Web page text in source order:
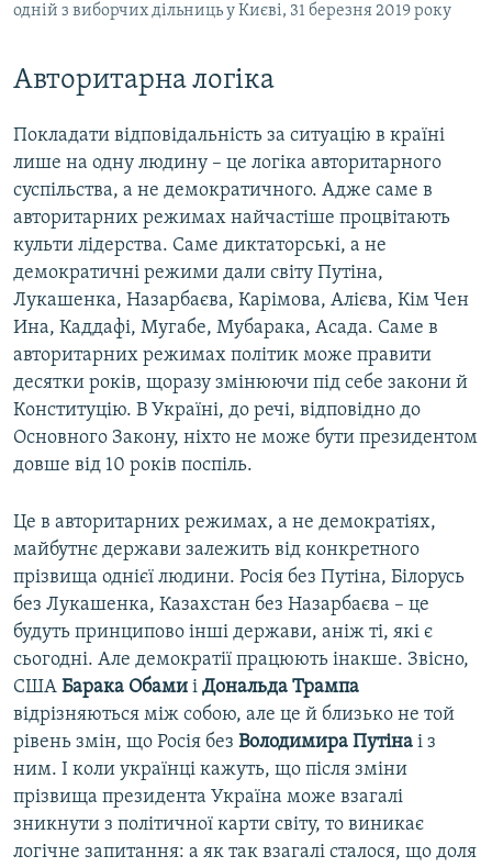
одній з виборчих дільниць у Києві, 31 березня 2019 року
​Авторитарна логіка
Покладати відповідальність за ситуацію в країні
лише на одну людину – це логіка авторитарного
суспільства, а не демократичного. Адже саме в
авторитарних режимах найчастіше процвітають
культи лідерства. Саме диктаторські, а не
демократичні режими дали світу Путіна,
Лукашенка, Назарбаєва, Карімова, Алієва, Кім Чен
Ина, Каддафі, Мугабе, Мубарака, Асада. Саме в
авторитарних режимах політик може правити
десятки років, щоразу змінюючи під себе закони й
Конституцію. В Україні, до речі, відповідно до
Основного Закону, ніхто не може бути президентом
довше від 10 років поспіль.
Це в авторитарних режимах, а не демократіях,
майбутнє держави залежить від конкретного
прізвища однієї людини. Росія без Путіна, Білорусь
без Лукашенка, Казахстан без Назарбаєва – це
будуть принципово інші держави, аніж ті, які є
сьогодні. Але демократії працюють інакше. Звісно,
США Барака Обами і Дональда Трампа
відрізняються між собою, але це й близько не той
рівень змін, що Росія без Володимира Путіна і з
ним. І коли українці кажуть, що після зміни
прізвища президента Україна може взагалі
зникнути з політичної карти світу, то виникає
логічне запитання: а як так взагалі сталося, що доля